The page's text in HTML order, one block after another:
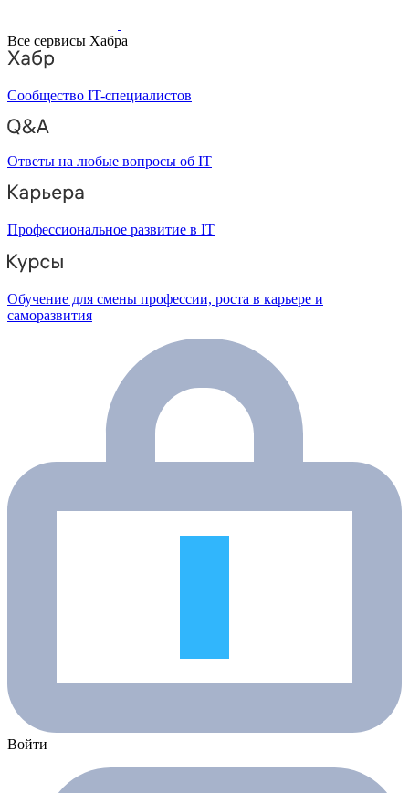
Все сервисы Хабра
Сообщество IT-специалистов
Ответы на любые вопросы об IT
Профессиональное развитие в IT
Обучение для смены профессии, роста в карьере и
саморазвития
Войти